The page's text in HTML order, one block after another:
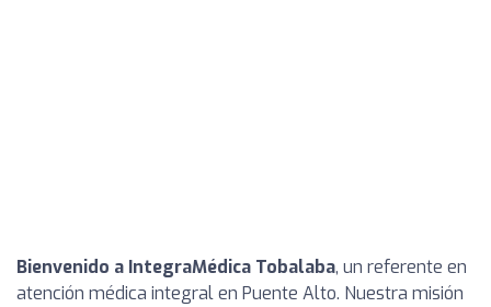
Bienvenido a IntegraMédica Tobalaba, un referente en
atención médica integral en Puente Alto. Nuestra misión